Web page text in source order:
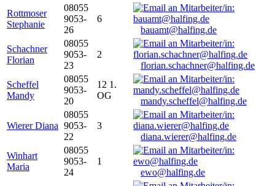
Rottmoser
Stephanie
08055
9053-
26
6
bauamt@halfing.de
Schachner
Florian
08055
9053-
23
2
florian.schachner@halfing.de
Scheffel
Mandy
08055
9053-
20
12 1.
OG
mandy.scheffel@halfing.de
Wierer Diana
08055
9053-
22
3
diana.wierer@halfing.de
Winhart
Maria
08055
9053-
24
1
ewo@halfing.de